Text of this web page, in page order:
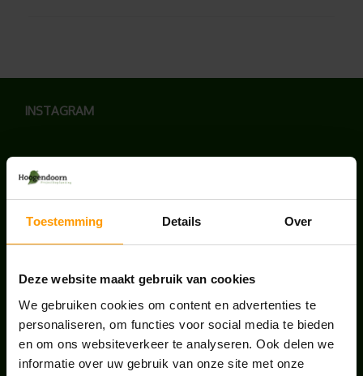
Toestemming Details Over
Deze website maakt gebruik van cookies
We gebruiken cookies om content en advertenties te
personaliseren, om functies voor social media te bieden
en om ons websiteverkeer te analyseren. Ook delen we
informatie over uw gebruik van onze site met onze
INSTAGRAM
LAATSTE NIEUWS
UNION HOUSE UTRECHT
juli 28, 2026